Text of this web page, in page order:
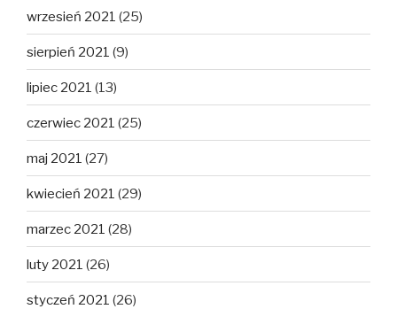
wrzesień 2021 (25)
sierpień 2021 (9)
lipiec 2021 (13)
czerwiec 2021 (25)
maj 2021 (27)
kwiecień 2021 (29)
marzec 2021 (28)
luty 2021 (26)
styczeń 2021 (26)